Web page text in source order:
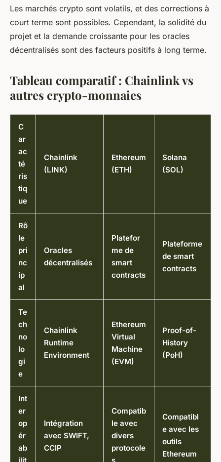
Les marchés crypto sont volatils, et des corrections à
court terme sont possibles. Cependant, la solidité du
projet et la demande croissante pour les oracles
décentralisés sont des facteurs positifs à long terme.
Tableau comparatif : Chainlink vs
autres crypto-monnaies
C
ar
ac
té
ris
tiq
ue
Chainlink
(LINK)
Ethereum
(ETH)
Solana
(SOL)
Rô
le
pri
nc
ip
al
Oracles
décentralisés
Platefor
me de
smart
contracts
Plateforme
de smart
contracts
Te
ch
no
lo
gi
e
Chainlink
Runtime
Environment
Ethereum
Virtual
Machine
(EVM)
Proof-of-
History
(PoH)
Int
er
op
ér
ab
Intégration
avec SWIFT,
CCIP
Compatib
le avec
divers
protocole
Compatibl
e avec les
outils
Ethereum